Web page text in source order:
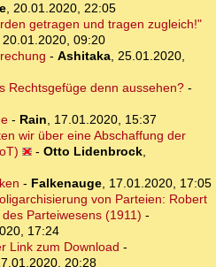
, 20.01.2020, 22:05
getragen und tragen zugleich!"
20.01.2020, 09:20
- Ashitaka, 25.01.2020,
Rechtsgefüge denn aussehen?-
- Rain, 17.01.2020, 15:37
wir über eine Abschaffung der
- Otto Lidenbrock,
- Falkenauge, 17.01.2020, 17:05
von Parteien: Robert
Parteiwesens (1911) -
17:24
Link zum Download -
20:28